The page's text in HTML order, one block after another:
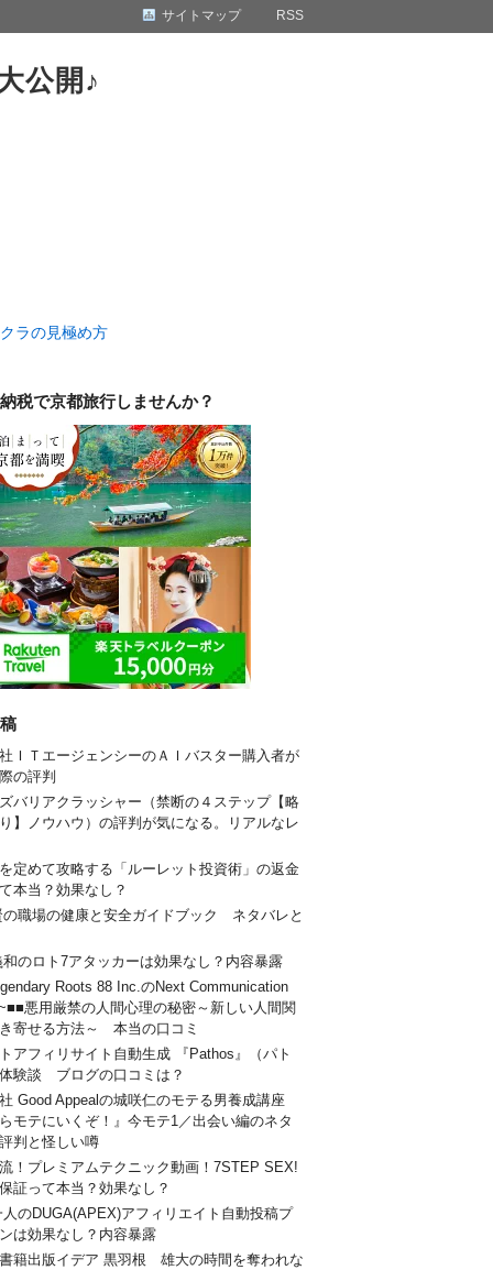
サイトマップ RSS
公開♪
ラの見極め方
税で京都旅行しませんか？
ＩＴエージェンシーのＡＩバスター購入者が
の評判
バリアクラッシャー（禁断の４ステップ【略
】ノウハウ）の評判が気になる。リアルなレ
定めて攻略する「ルーレット投資術」の返金
本当？効果なし？
の職場の健康と安全ガイドブック ネタバレと
のロト7アタッカーは効果なし？内容暴露
Roots 88 Inc.のNext Communication
悪用厳禁の人間心理の秘密～新しい人間関
寄せる方法～ 本当の口コミ
アフィリサイト自動生成 『Pathos』（パト
験談 ブログの口コミは？
Good Appealの城咲仁のモテる男養成講座
モテにいくぞ！』今モテ1／出会い編のネタ
判と怪しい噂
！プレミアムテクニック動画！7STEP SEX!
証って本当？効果なし？
のDUGA(APEX)アフィリエイト自動投稿プ
は効果なし？内容暴露
籍出版イデア 黒羽根 雄大の時間を奪われな